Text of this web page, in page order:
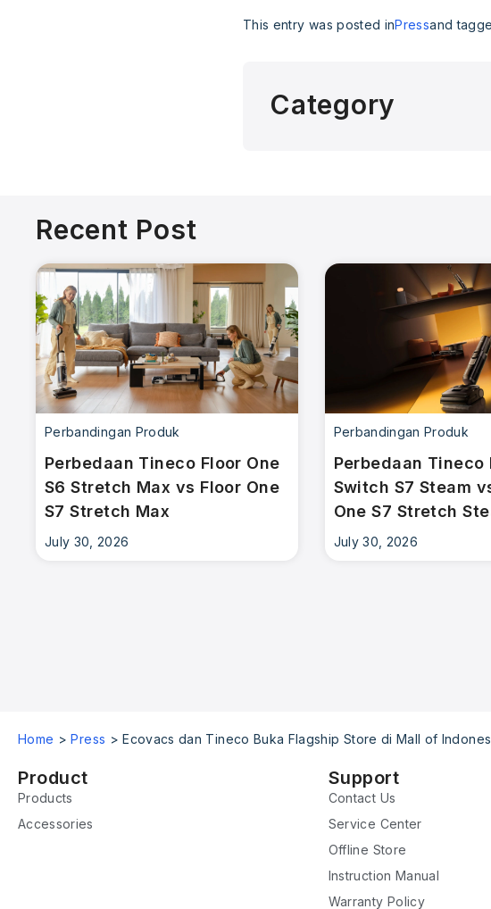
This entry was posted inPressand
Category
Recent Post
Perbandingan Produk
Perbedaan Tineco Floor One
S6 Stretch Max vs Floor One
S7 Stretch Max
July 30, 2026
Perbandingan Produk
Perbedaan Tineco
Switch S7 Steam
One S7 Stretch
July 30, 2026
Home >Press >Ecovacs dan Tineco Buka Flagship Store di Mall of
Product
Products
Accessories
Support
Contact Us
Service Center
Offline Store
Instruction Manual
Warranty Policy